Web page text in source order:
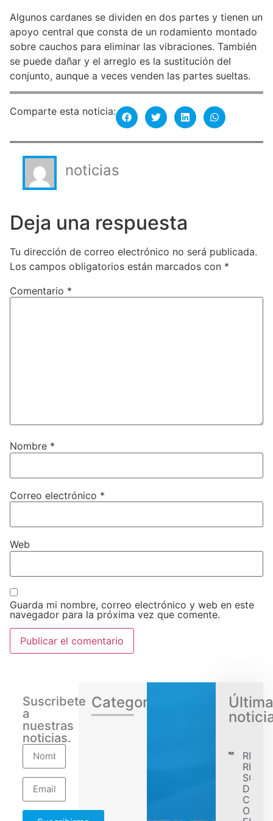
Algunos cardanes se dividen en dos partes y tienen un
apoyo central que consta de un rodamiento montado
sobre cauchos para eliminar las vibraciones. También
se puede dañar y el arreglo es la sustitución del
conjunto, aunque a veces venden las partes sueltas.
Comparte esta noticia:
noticias
Deja una respuesta
Tu dirección de correo electrónico no será publicada.
Los campos obligatorios están marcados con *
Comentario *
Nombre *
Correo electrónico *
Web
Guarda mi nombre, correo electrónico y web en este
navegador para la próxima vez que comente.
Suscribete
a
nuestras
noticias.
Categorias